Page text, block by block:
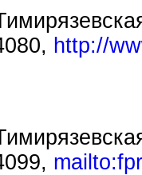
http://